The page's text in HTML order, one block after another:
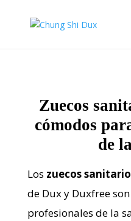
Zuecos
cómodos
de
Los zuecos
de Dux y Duxfree
profesionales de la